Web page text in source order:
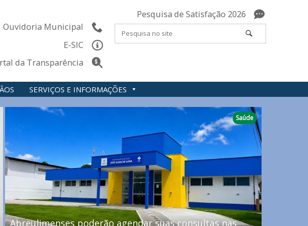
Ouvidoria Municipal
E-SIC
da Transparência
Pesquisa de Satisfação 2026
SERVIÇOS E INFORMAÇÕES
Abreulimenses poderão agendar suas consultas nas
Saúde